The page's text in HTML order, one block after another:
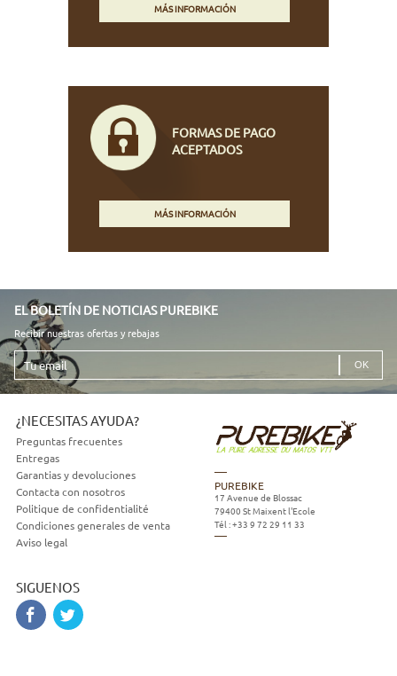
MÁS INFORMACIÓN
FORMAS DE PAGO
ACEPTADOS
MÁS INFORMACIÓN
EL BOLETÍN DE NOTICIAS PUREBIKE
Recibir nuestras ofertas y rebajas
Tu
email
¿NECESITAS AYUDA?
Preguntas frecuentes
Entregas
Garantias y devoluciones
Contacta con nosotros
Politique de confidentialité
Condiciones generales de venta
Aviso legal
SIGUENOS
PUREBIKE
17 Avenue de Blossac
79400 St Maixent l'Ecole
Tél :+33 9 72 29 11 33